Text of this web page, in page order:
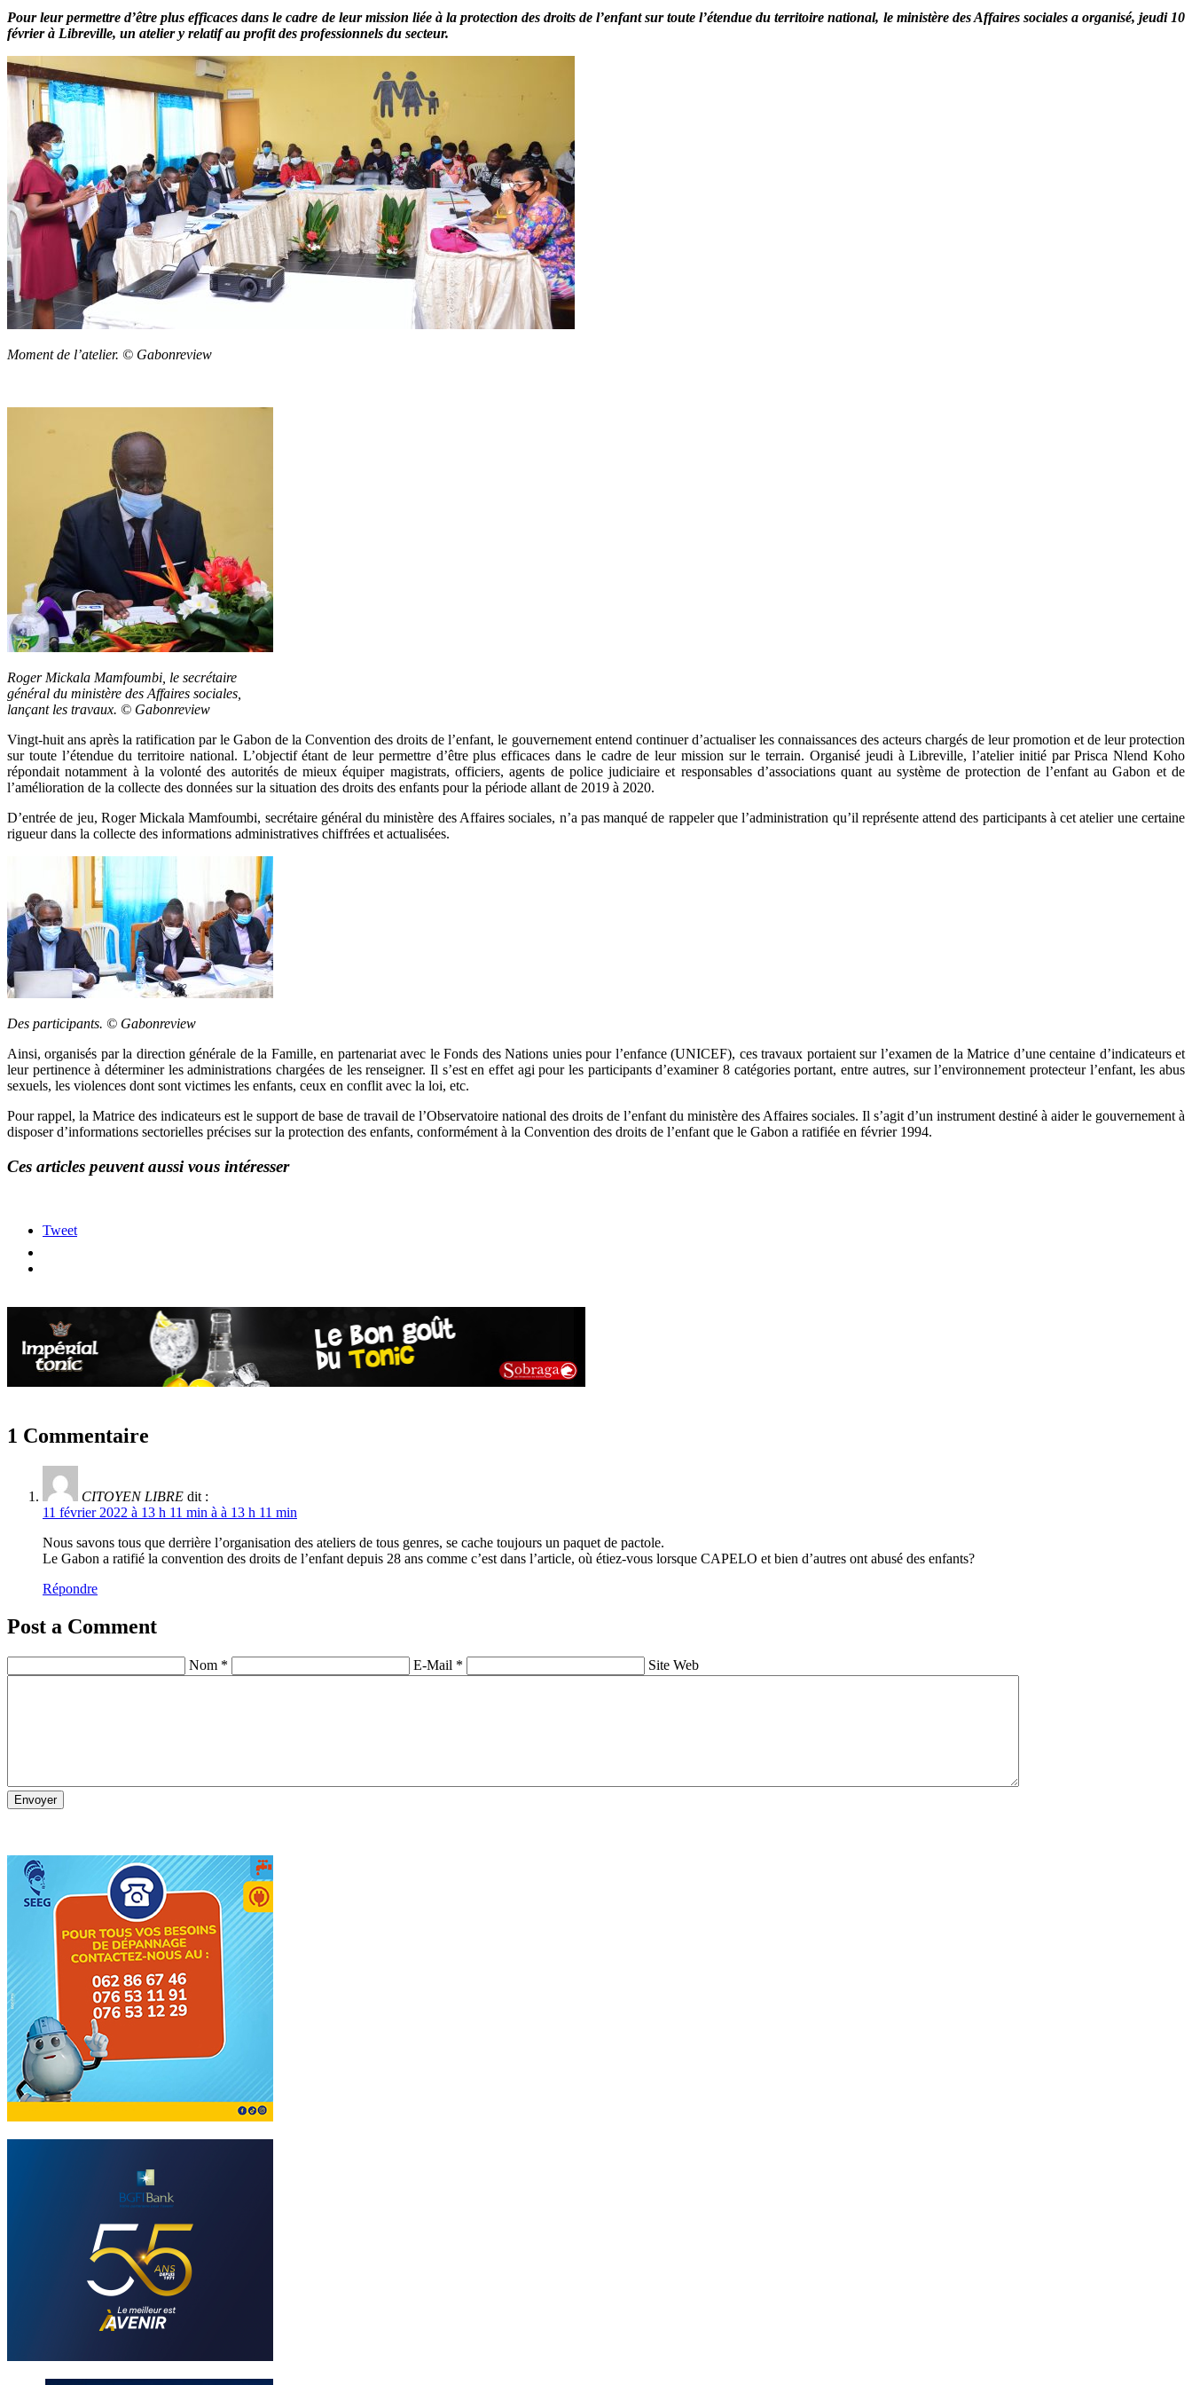
Pour leur permettre d’être plus efficaces dans le cadre de leur mission liée à la protection des droits de l’enfant sur toute l’étendue du territoire national, le ministère des Affaires sociales a organisé, jeudi 10
février à Libreville, un atelier y relatif au profit des professionnels du secteur.
Moment de l’atelier. © Gabonreview
Roger Mickala Mamfoumbi, le secrétaire
général du ministère des Affaires sociales,
lançant les travaux. © Gabonreview
Vingt-huit ans après la ratification par le Gabon de la Convention des droits de l’enfant, le gouvernement entend continuer d’actualiser les connaissances des acteurs chargés de leur promotion et de leur protection
sur toute l’étendue du territoire national. L’objectif étant de leur permettre d’être plus efficaces dans le cadre de leur mission sur le terrain. Organisé jeudi à Libreville, l’atelier initié par Prisca Nlend Koho
répondait notamment à la volonté des autorités de mieux équiper magistrats, officiers, agents de police judiciaire et responsables d’associations quant au système de protection de l’enfant au Gabon et de
l’amélioration de la collecte des données sur la situation des droits des enfants pour la période allant de 2019 à 2020.
D’entrée de jeu, Roger Mickala Mamfoumbi, secrétaire général du ministère des Affaires sociales, n’a pas manqué de rappeler que l’administration qu’il représente attend des participants à cet atelier une certaine
rigueur dans la collecte des informations administratives chiffrées et actualisées.
Des participants. © Gabonreview
Ainsi, organisés par la direction générale de la Famille, en partenariat avec le Fonds des Nations unies pour l’enfance (UNICEF), ces travaux portaient sur l’examen de la Matrice d’une centaine d’indicateurs et
leur pertinence à déterminer les administrations chargées de les renseigner. Il s’est en effet agi pour les participants d’examiner 8 catégories portant, entre autres, sur l’environnement protecteur l’enfant, les abus
sexuels, les violences dont sont victimes les enfants, ceux en conflit avec la loi, etc.
Pour rappel, la Matrice des indicateurs est le support de base de travail de l’Observatoire national des droits de l’enfant du ministère des Affaires sociales. Il s’agit d’un instrument destiné à aider le gouvernement à
disposer d’informations sectorielles précises sur la protection des enfants, conformément à la Convention des droits de l’enfant que le Gabon a ratifiée en février 1994.
Ces articles peuvent aussi vous intéresser
Tweet
1 Commentaire
CITOYEN LIBRE dit :
11 février 2022 à 13 h 11 min à à 13 h 11 min
Nous savons tous que derrière l’organisation des ateliers de tous genres, se cache toujours un paquet de pactole.
Le Gabon a ratifié la convention des droits de l’enfant depuis 28 ans comme c’est dans l’article, où étiez-vous lorsque CAPELO et bien d’autres ont abusé des enfants?
Répondre
Post a Comment
Nom * E-Mail * Site Web